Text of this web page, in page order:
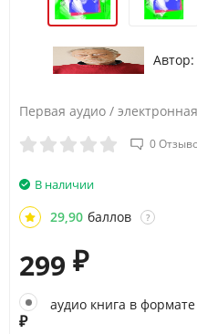
Автор:
Первая аудио /
0
В наличии
29,90 баллов ?
299 ₽
аудио книга в
₽